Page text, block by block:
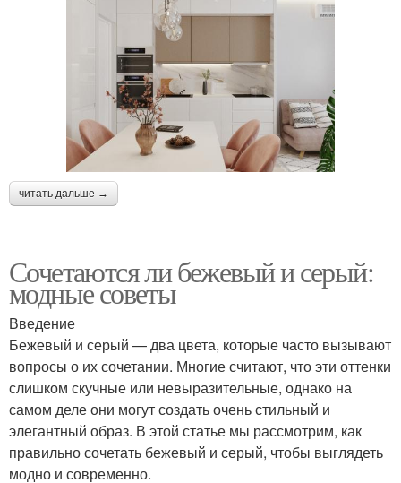
читать дальше →
Сочетаются ли бежевый и серый:
модные советы
Введение
Бежевый и серый — два цвета, которые часто вызывают
вопросы о их сочетании. Многие считают, что эти оттенки
слишком скучные или невыразительные, однако на
самом деле они могут создать очень стильный и
элегантный образ. В этой статье мы рассмотрим, как
правильно сочетать бежевый и серый, чтобы выглядеть
модно и современно.